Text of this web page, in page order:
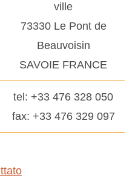
ville
73330 Le Pont de
Beauvoisin
SAVOIE FRANCE
tel: +33 476 328 050
fax: +33 476 329 097